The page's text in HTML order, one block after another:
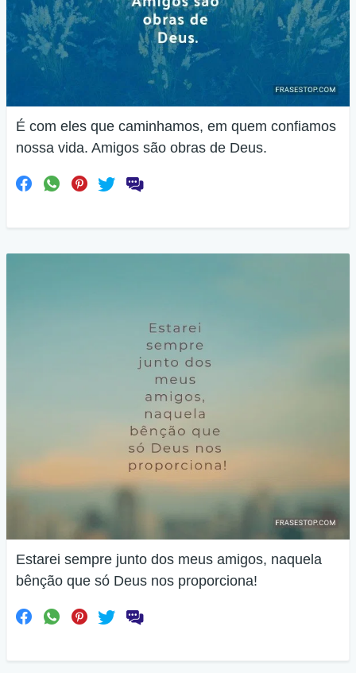
É com eles que caminhamos, em quem confiamos
nossa vida. Amigos são obras de Deus.
Estarei sempre junto dos meus amigos, naquela
bênção que só Deus nos proporciona!